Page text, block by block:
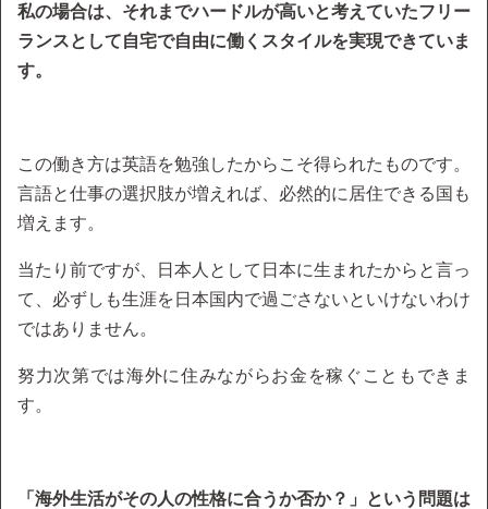
私の場合は、それまでハードルが高いと考えていたフリー
ランスとして自宅で自由に働くスタイルを実現できていま
す。
この働き方は英語を勉強したからこそ得られたものです。
言語と仕事の選択肢が増えれば、必然的に居住できる国も
増えます。
当たり前ですが、日本人として日本に生まれたからと言っ
て、必ずしも生涯を日本国内で過ごさないといけないわけ
ではありません。
努力次第では海外に住みながらお金を稼ぐこともできま
す。
「海外生活がその人の性格に合うか否か？」という問題は